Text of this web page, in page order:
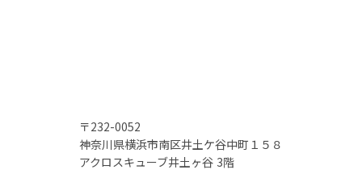
〒232-0052
神奈川県横浜市南区井土ケ谷中町１５８
アクロスキューブ井土ヶ谷 3階